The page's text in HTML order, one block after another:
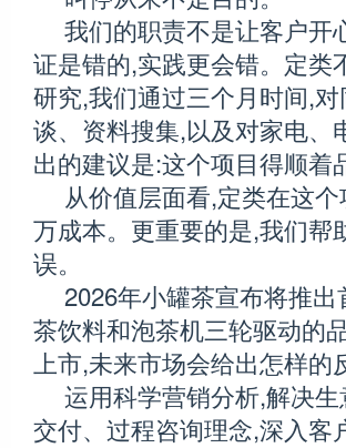
我们的职责不是让客户开
证是错的,实践更会错。定
研究,我们通过三个月时间,
谈、资料搜集,以及对家电
出的建议是:这个项目得顺
从价值层面看,定类在这
万成本。更重要的是,我们
误。
2026年小罐茶宣布将推
茶饮料和泡茶机三轮驱动的
上市,未来市场会给出怎样
运用科学营销分析,解决
交付、过程咨询理念,深入客